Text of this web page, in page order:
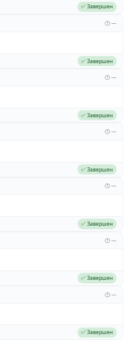
✅ Завершен
🕐 —
✅ Завершен
🕐 —
✅ Завершен
🕐 —
✅ Завершен
🕐 —
✅ Завершен
🕐 —
✅ Завершен
🕐 —
✅ Завершен